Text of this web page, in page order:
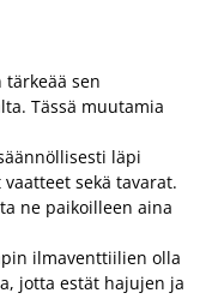
sen
Tässä muutamia
läpi
sekä tavarat.
ne paikoilleen aina
ilmaventtiilien olla
jotta estät hajujen ja